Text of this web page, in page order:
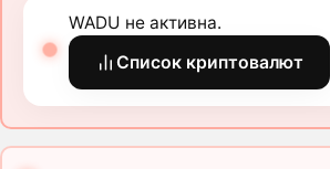
WADU не активна.
Список криптовалют